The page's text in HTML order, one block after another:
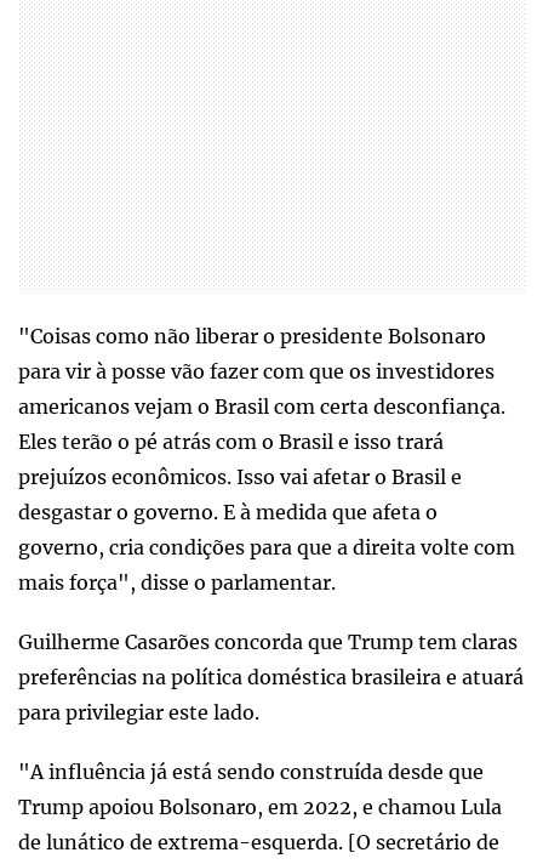
"Coisas como não liberar o presidente Bolsonaro
para vir à posse vão fazer com que os investidores
americanos vejam o Brasil com certa desconfiança.
Eles terão o pé atrás com o Brasil e isso trará
prejuízos econômicos. Isso vai afetar o Brasil e
desgastar o governo. E à medida que afeta o
governo, cria condições para que a direita volte com
mais força", disse o parlamentar.
Guilherme Casarões concorda que Trump tem claras
preferências na política doméstica brasileira e atuará
para privilegiar este lado.
"A influência já está sendo construída desde que
Trump apoiou Bolsonaro, em 2022, e chamou Lula
de lunático de extrema-esquerda. [O secretário de